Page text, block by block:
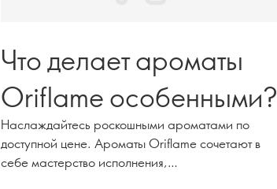
Что делает ароматы
Oriflame особенными?
Наслаждайтесь роскошными ароматами по
доступной цене. Ароматы Oriflame сочетают в
себе мастерство исполнения,